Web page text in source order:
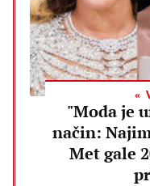
"Moda je
način:
Met gale